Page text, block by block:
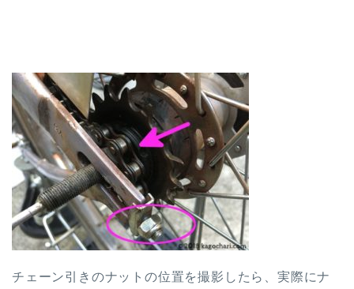
チェーン引きのナットの位置を撮影したら、実際にナ